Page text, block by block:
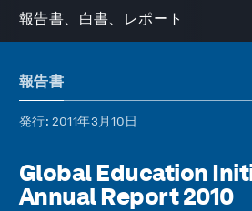
報告書、白書、レポート
報告書
発行: 2011年3月10日
Global Education
Annual Report 2010